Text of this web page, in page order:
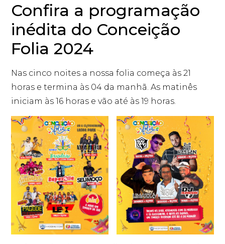
Confira a programação
inédita do Conceição
Folia 2024
Nas cinco noites a nossa folia começa às 21
horas e termina às 04 da manhã. As matinês
iniciam às 16 horas e vão até às 19 horas.